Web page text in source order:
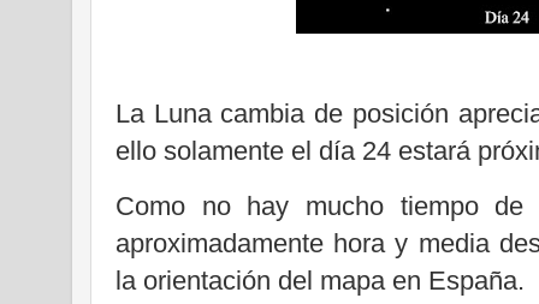
La Luna cambia de posición
ello solamente el día 24 estará
Como no hay mucho tiempo
aproximadamente hora y media
la orientación del mapa en España.